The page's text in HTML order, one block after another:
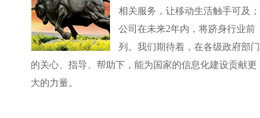
相关服务，让移动生活触手可及；
公司在未来2年内，将跻身行业前
列。我们期待着，在各级政府部门
的关心、指导、帮助下，能为国家的信息化建设贡献更
大的力量。